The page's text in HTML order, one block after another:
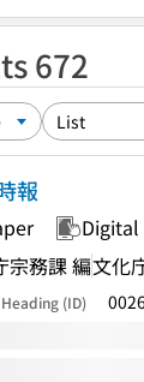
672
報
Digital
宗務課 編文化
(ID)
of this title